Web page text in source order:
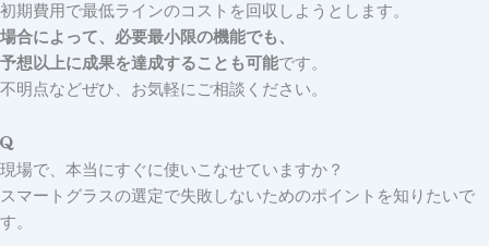
初期費用で最低ラインのコストを回収しようとします。
場合によって、必要最小限の機能でも、
予想以上に成果を達成することも可能です。
不明点などぜひ、お気軽にご相談ください。
現場で、本当にすぐに使いこなせていますか？
スマートグラスの選定で失敗しないためのポイントを知りたいで
す。